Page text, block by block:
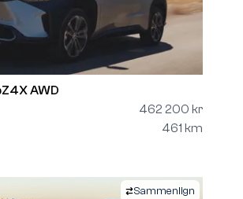
AWD
462 200 kr
461 km
Sammenlign